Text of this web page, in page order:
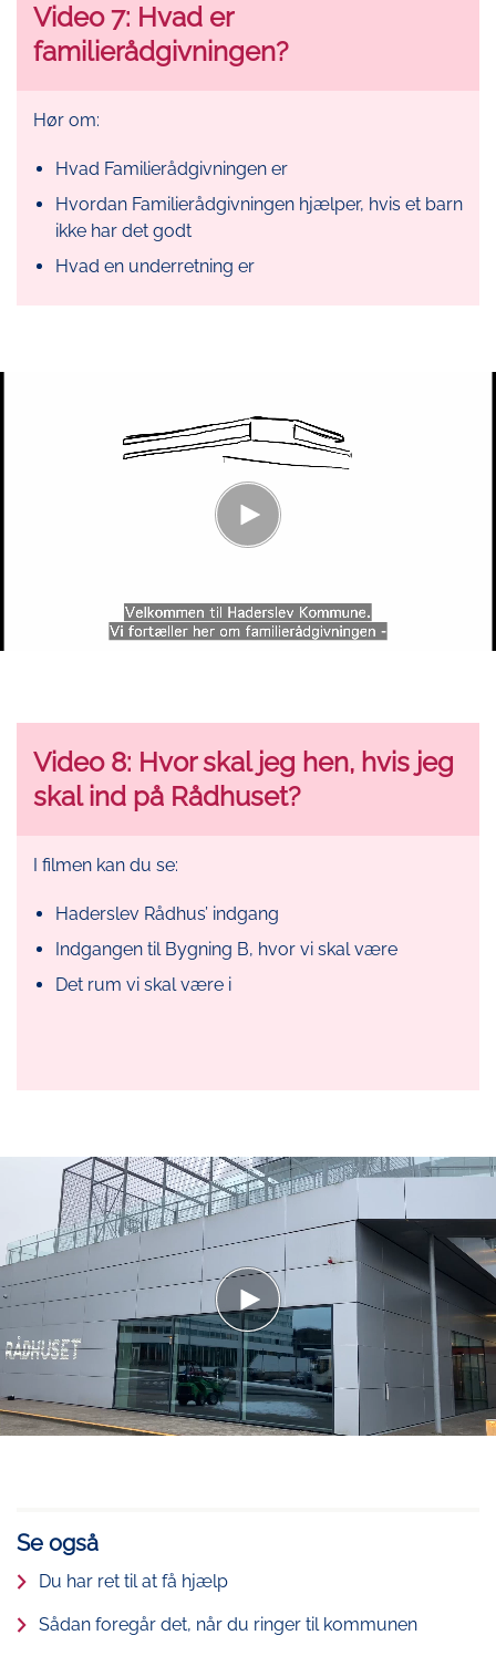
Video 7: Hvad er
familierådgivningen?
Hør om:
Hvad Familierådgivningen er
Hvordan Familierådgivningen hjælper, hvis et barn
ikke har det godt
Hvad en underretning er
Video 8: Hvor skal jeg hen, hvis jeg
skal ind på Rådhuset?
I filmen kan du se:
Haderslev Rådhus’ indgang
Indgangen til Bygning B, hvor vi skal være
Det rum vi skal være i
Se også
Du har ret til at få hjælp
Sådan foregår det, når du ringer til kommunen